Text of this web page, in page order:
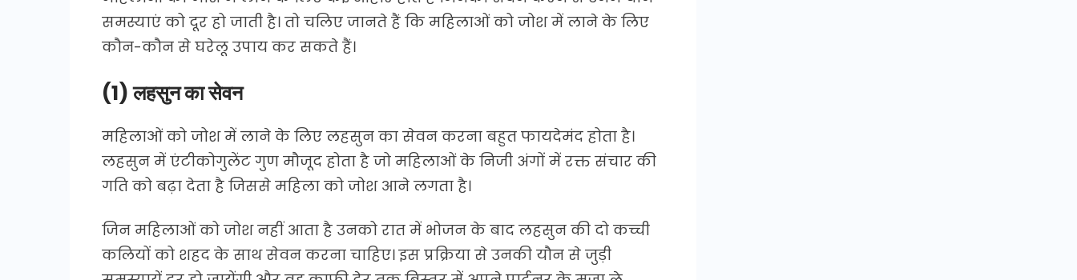
समस्याएं को दूर हो जाती है। तो चलिए जानते हैं कि महिलाओं को जोश में लाने के लिए
कौन-कौन से घरेलू उपाय कर सकते हैं।
(1) लहसुन का सेवन
महिलाओं को जोश में लाने के लिए लहसुन का सेवन करना बहुत फायदेमंद होता है।
लहसुन में एंटीकोगुलेंट गुण मौजूद होता है जो महिलाओं के निजी अंगों में रक्त संचार की
गति को बढ़ा देता है जिससे महिला को जोश आने लगता है।
जिन महिलाओं को जोश नहीं आता है उनको रात में भोजन के बाद लहसुन की दो कच्ची
कलियों को शहद के साथ सेवन करना चाहिए। इस प्रक्रिया से उनकी यौन से जुड़ी